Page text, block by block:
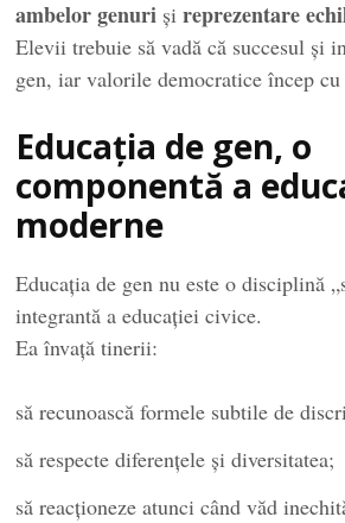
ambelor genuri șireprezentare
Elevii trebuie să vadă că succesul și
gen, iar valorile democratice încep cu
Educația de gen, o
componentă a
moderne
Educația de gen nu este o disciplină
integrantă a educației civice.
Ea învață tinerii:
să recunoască formele subtile de
să respecte diferențele și diversitatea;
să reacționeze atunci când văd